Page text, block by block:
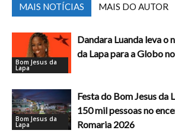
MAIS NOTÍCIAS MAIS DO AUTOR
Bom Jesus da
Lapa
Dandara Luanda leva o
da Lapa para a Globo
Bom Jesus da
Lapa
Festa do Bom Jesus da
150 mil pessoas no
Romaria 2026